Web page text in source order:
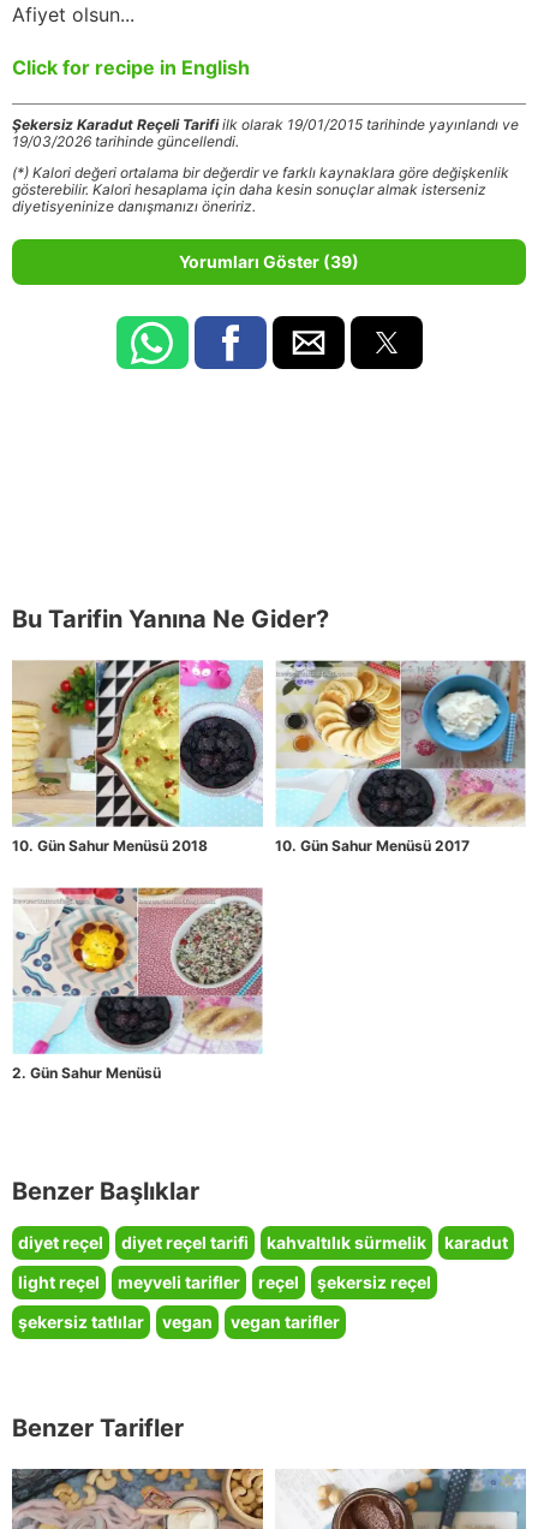
Afiyet olsun...
Click for recipe in English
Şekersiz Karadut Reçeli Tarifiilk olarak 19/01/2015 tarihinde yayınlandı ve
19/03/2026 tarihinde güncellendi.
(*) Kalori değeri ortalama bir değerdir ve farklı kaynaklara göre değişkenlik
gösterebilir. Kalori hesaplama için daha kesin sonuçlar almak isterseniz
diyetisyeninize danışmanızı öneririz.
Yorumları Göster (39)
Bu Tarifin Yanına Ne Gider?
10. Gün Sahur Menüsü 2018 10. Gün Sahur Menüsü 2017
2. Gün Sahur Menüsü
Benzer Başlıklar
diyet reçel diyet reçel tarifi kahvaltılık sürmelik
karadut
light reçel
meyveli tarifler reçel
şekersiz reçel
şekersiz tatlılar
vegan vegan tarifler
Benzer Tarifler